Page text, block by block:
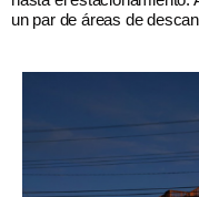
un par de áreas de